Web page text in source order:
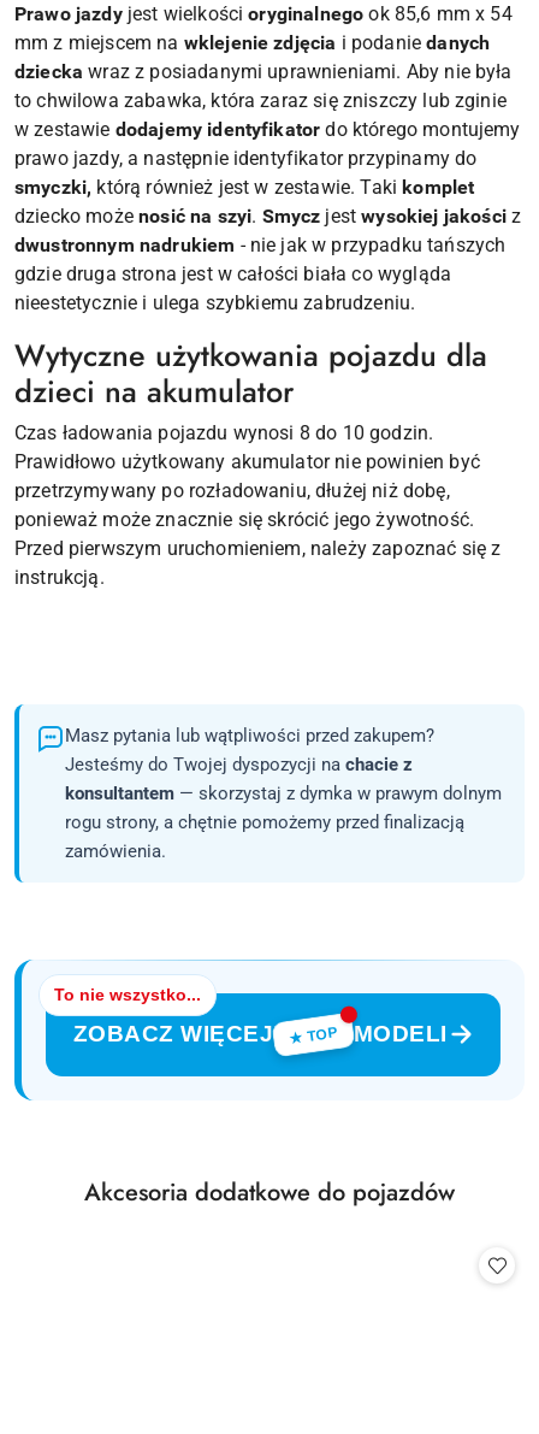
Prawo jazdyjest wielkościoryginalnego ok 85,6 mm x 54
mm z miejscem na wklejenie zdjęcia i podaniedanych
dziecka wraz z posiadanymi uprawnieniami. Aby nie była
to chwilowa zabawka, która zaraz się zniszczy lub zginie
w zestawie dodajemy identyfikator do którego montujemy
prawo jazdy, a następnie identyfikator przypinamy do
smyczki, którą również jest w zestawie. Takikomplet
dziecko możenosić na szyi. Smycz jestwysokiej jakościz
dwustronnym nadrukiem - nie jak w przypadku tańszych
gdzie druga strona jest w całości biała co wygląda
nieestetycznie i ulega szybkiemu zabrudzeniu.
Wytyczne użytkowania pojazdu dla
dzieci na akumulator
Czas ładowania pojazdu wynosi 8 do 10 godzin.
Prawidłowo użytkowany akumulator nie powinien być
przetrzymywany po rozładowaniu, dłużej niż dobę,
ponieważ może znacznie się skrócić jego żywotność.
Przed pierwszym uruchomieniem, należy zapoznać się z
instrukcją.
Masz pytania lub wątpliwości przed zakupem?
Jesteśmy do Twojej dyspozycji na chacie z
konsultantem — skorzystaj z dymka w prawym dolnym
rogu strony, a chętnie pomożemy przed finalizacją
zamówienia.
To nie wszystko...
ZOBACZ WIĘCEJ ★ TOP MODELI
Pomiń karuzelę produktów
Produkty
Akcesoria dodatkowe do pojazdów